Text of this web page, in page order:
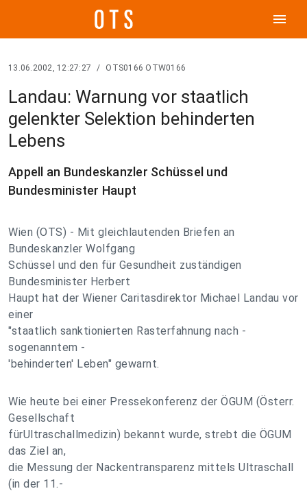
menu
13.06.2002, 12:27:27 / OTS0166 OTW0166
Landau: Warnung vor staatlich
gelenkter Selektion behinderten
Lebens
Appell an Bundeskanzler Schüssel und
Bundesminister Haupt
Wien (OTS) - Mit gleichlautenden Briefen an
Bundeskanzler Wolfgang
Schüssel und den für Gesundheit zuständigen
Bundesminister Herbert
Haupt hat der Wiener Caritasdirektor Michael Landau vor
einer
"staatlich sanktionierten Rasterfahnung nach -
sogenanntem -
'behinderten' Leben" gewarnt.
Wie heute bei einer Pressekonferenz der ÖGUM (Österr.
Gesellschaft
fürUltraschallmedizin) bekannt wurde, strebt die ÖGUM
das Ziel an,
die Messung der Nackentransparenz mittels Ultraschall
(in der 11.-